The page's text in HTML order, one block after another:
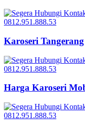
Karoseri Tangerang
Harga Karoseri